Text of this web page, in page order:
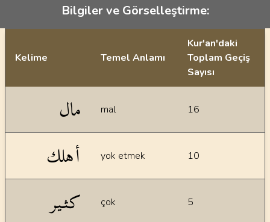
Bilgiler ve Görselleştirme:
Kelime Temel Anlamı
Kur'an'daki
Toplam Geçiş
Sayısı
مال mal 16
أهلك yok etmek 10
كثير çok 5